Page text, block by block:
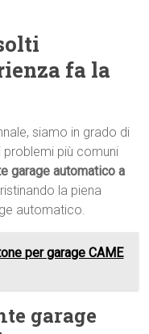
fa la
siamo in grado di
problemi più comuni
garage automatico a
la piena
automatico.
per garage CAME
garage